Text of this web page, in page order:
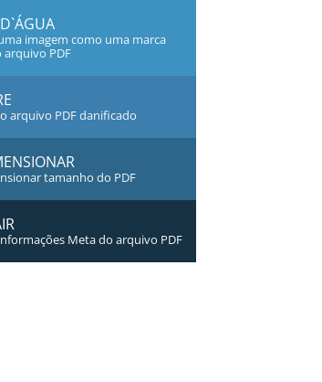
imagem como uma marca
arquivo PDF
arquivo PDF danificado
tamanho do PDF
Meta do arquivo PDF